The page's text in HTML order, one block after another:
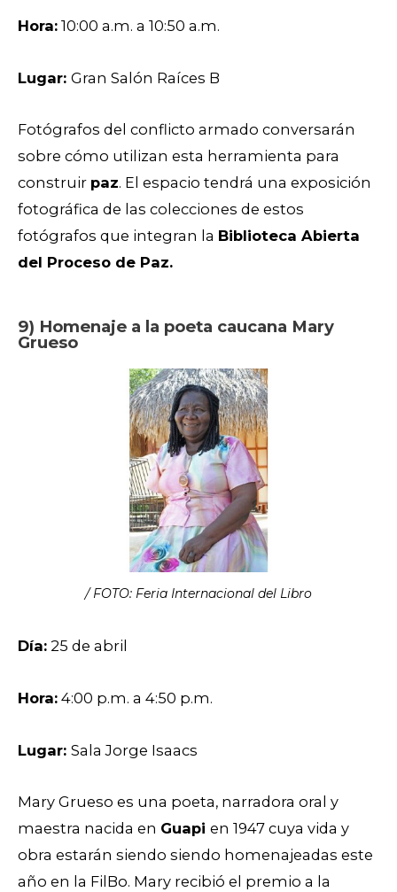
Hora: 10:00 a.m. a 10:50 a.m.
Lugar: Gran Salón Raíces B
Fotógrafos del conflicto armado conversarán
sobre cómo utilizan esta herramienta para
construir paz. El espacio tendrá una exposición
fotográfica de las colecciones de estos
fotógrafos que integran la Biblioteca Abierta
del Proceso de Paz.
9) Homenaje a la poeta caucana Mary
Grueso
/ FOTO: Feria Internacional del Libro
Día: 25 de abril
Hora: 4:00 p.m. a 4:50 p.m.
Lugar: Sala Jorge Isaacs
Mary Grueso es una poeta, narradora oral y
maestra nacida en Guapi en 1947 cuya vida y
obra estarán siendo siendo homenajeadas este
año en la FilBo. Mary recibió el premio a la